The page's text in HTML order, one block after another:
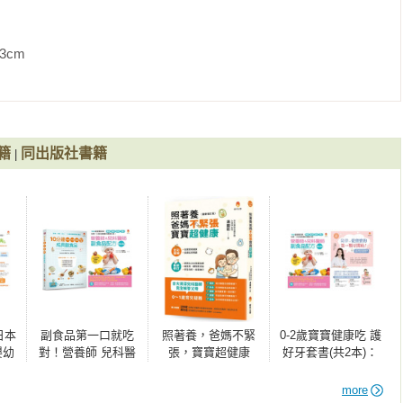
配方增訂版──100 道營養菜單，補鐵、強鋅、低敏、增D，從第
&兒科醫師副食品配方》
同出版社書籍
本
副食品第一口就吃
對！營養師 兒科醫
照著養，爸媽不緊
張，寶寶超健康
0-2歲寶寶健康吃 護
好牙套書(共2本)：
一顆牙開始+營養師
more